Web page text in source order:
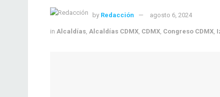
by Redacción agosto 6, 2024
in Alcaldías, Alcaldías CDMX, CDMX, Congreso CDMX,